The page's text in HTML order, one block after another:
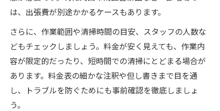
は、出張費が別途かかるケースもあります。
さらに、作業範囲や清掃時間の目安、スタッフの人数な
どもチェックしましょう。料金が安く見えても、作業内
容が限定的だったり、短時間での清掃にとどまる場合が
あります。料金表の細かな注釈や但し書きまで目を通
し、トラブルを防ぐためにも事前確認を徹底しましょ
う。